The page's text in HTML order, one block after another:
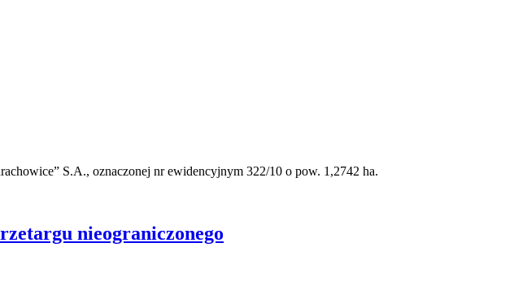
S.A., oznaczonej nr ewidencyjnym 322/10 o pow. 1,2742 ha.
nieograniczonego